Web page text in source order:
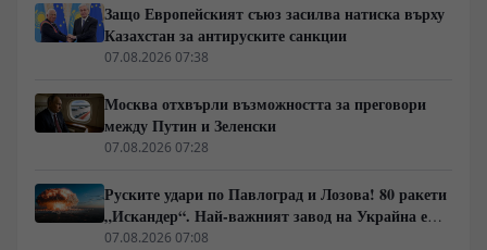
Защо Европейският съюз засилва натиска върху
Казахстан за антируските санкции
07.08.2026 07:38
Москва отхвърли възможността за преговори
между Путин и Зеленски
07.08.2026 07:28
Руските удари по Павлоград и Лозова! 80 ракети
„Искандер“. Най-важният завод на Украйна е
унищожен. Евакуират ли линейки „западни
07.08.2026 07:08